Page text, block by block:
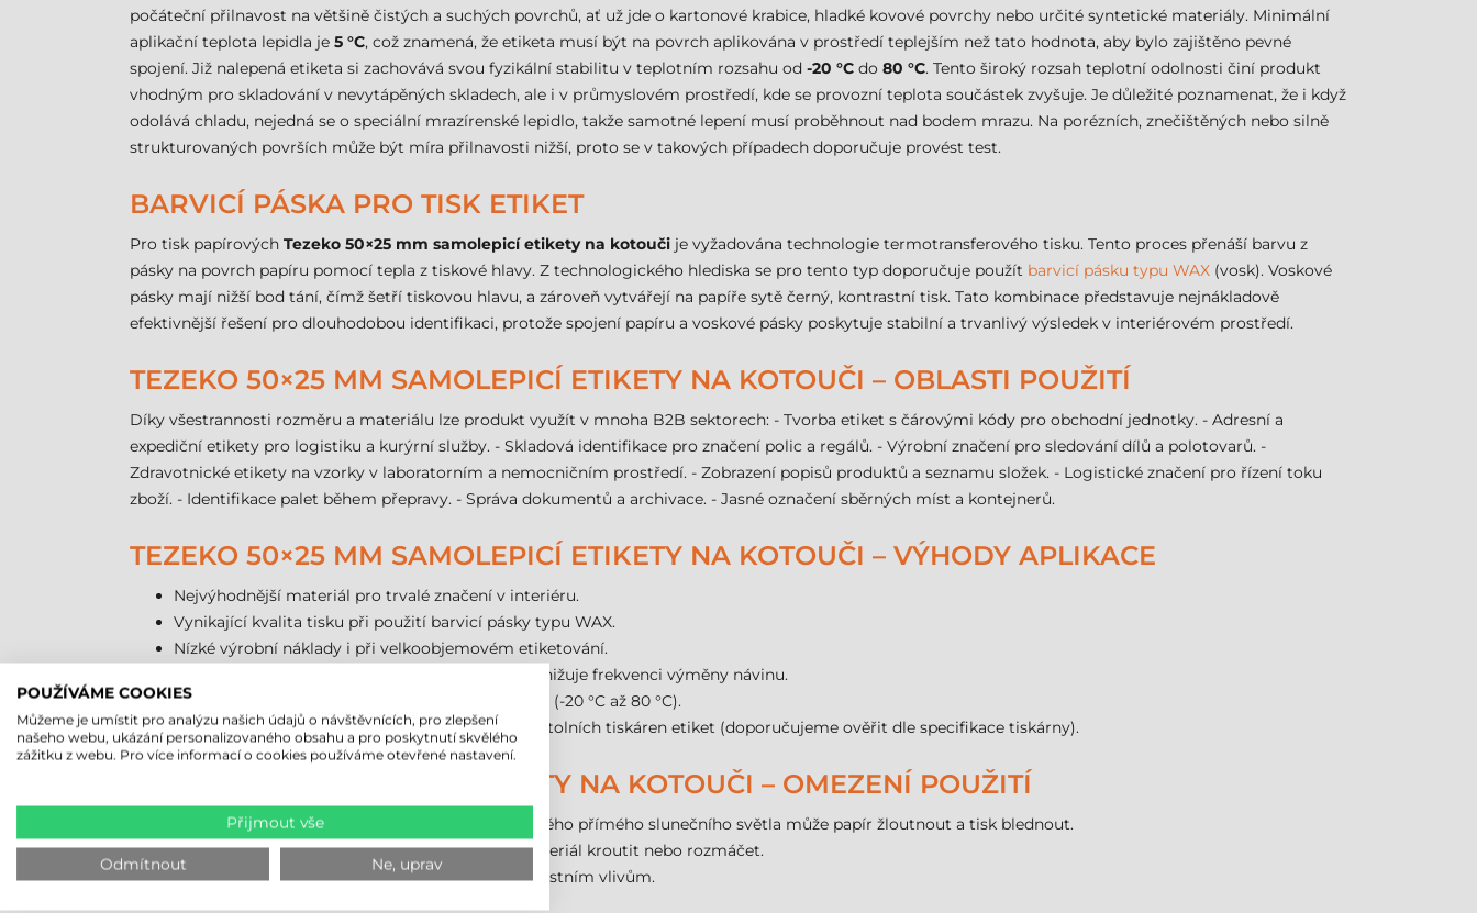
počáteční přilnavost na většině čistých a suchých povrchů, ať už jde o kartonové krabice, hladké kovové povrchy nebo určité syntetické materiály. Minimální
aplikační teplota lepidla je 5 °C, což znamená, že etiketa musí být na povrch aplikována v prostředí teplejším než tato hodnota, aby bylo zajištěno pevné
spojení. Již nalepená etiketa si zachovává svou fyzikální stabilitu v teplotním rozsahu od -20 °C do 80 °C. Tento široký rozsah teplotní odolnosti činí produkt
vhodným pro skladování v nevytápěných skladech, ale i v průmyslovém prostředí, kde se provozní teplota součástek zvyšuje. Je důležité poznamenat, že i když
odolává chladu, nejedná se o speciální mrazírenské lepidlo, takže samotné lepení musí proběhnout nad bodem mrazu. Na porézních, znečištěných nebo silně
strukturovaných površích může být míra přilnavosti nižší, proto se v takových případech doporučuje provést test.
BARVICÍ PÁSKA PRO TISK ETIKET
Pro tisk papírových Tezeko 50×25 mm samolepicí etikety na kotouči je vyžadována technologie termotransferového tisku. Tento proces přenáší barvu z
pásky na povrch papíru pomocí tepla z tiskové hlavy. Z technologického hlediska se pro tento typ doporučuje použít barvicí pásku typu WAX (vosk). Voskové
pásky mají nižší bod tání, čímž šetří tiskovou hlavu, a zároveň vytvářejí na papíře sytě černý, kontrastní tisk. Tato kombinace představuje nejnákladově
efektivnější řešení pro dlouhodobou identifikaci, protože spojení papíru a voskové pásky poskytuje stabilní a trvanlivý výsledek v interiérovém prostředí.
TEZEKO 50×25 MM SAMOLEPICÍ ETIKETY NA KOTOUČI – OBLASTI POUŽITÍ
Díky všestrannosti rozměru a materiálu lze produkt využít v mnoha B2B sektorech: - Tvorba etiket s čárovými kódy pro obchodní jednotky. - Adresní a
expediční etikety pro logistiku a kurýrní služby. - Skladová identifikace pro značení polic a regálů. - Výrobní značení pro sledování dílů a polotovarů. -
Zdravotnické etikety na vzorky v laboratorním a nemocničním prostředí. - Zobrazení popisů produktů a seznamu složek. - Logistické značení pro řízení toku
zboží. - Identifikace palet během přepravy. - Správa dokumentů a archivace. - Jasné označení sběrných míst a kontejnerů.
TEZEKO 50×25 MM SAMOLEPICÍ ETIKETY NA KOTOUČI – VÝHODY APLIKACE
Nejvýhodnější materiál pro trvalé značení v interiéru.
Vynikající kvalita tisku při použití barvicí pásky typu WAX.
Nízké výrobní náklady i při velkoobjemovém etiketování.
Ekonomické balení po 2000 kusech na kotouči snižuje frekvenci výměny návinu.
Zachovává stabilitu v širokém teplotním rozsahu (-20 °C až 80 °C).
Díky 40 mm dutince je kompatibilní s většinou stolních tiskáren etiket (doporučujeme ověřit dle specifikace tiskárny).
PAPÍROVÉ SAMOLEPICÍ ETIKETY NA KOTOUČI – OMEZENÍ POUŽITÍ
Nejsou odolné vůči UV záření, vlivem dlouhodobého přímého slunečního světla může papír žloutnout a tisk blednout.
Nejsou voděodolné, vlivem vlhkosti se může materiál kroutit nebo rozmáčet.
Nedoporučuje se venkovní použití kvůli povětrnostním vlivům.
POUŽÍVÁME COOKIES
Můžeme je umístit pro analýzu našich údajů o návštěvnících, pro zlepšení
našeho webu, ukázání personalizovaného obsahu a pro poskytnutí skvělého
zážitku z webu. Pro více informací o cookies používáme otevřené nastavení.
Přijmout vše
Odmítnout Ne, uprav